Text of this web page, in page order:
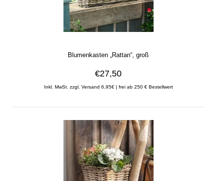
Blumenkasten „Rattan“, groß
€27,50
Inkl. MwSt. zzgl. Versand 6,95€ | frei ab 250 € Bestellwert